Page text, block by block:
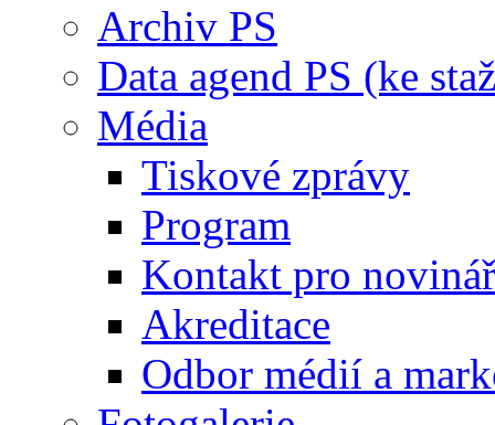
Archiv PS
Data agend PS (ke
Média
Tiskové zprávy
Program
Kontakt pro
Akreditace
Odbor médií a